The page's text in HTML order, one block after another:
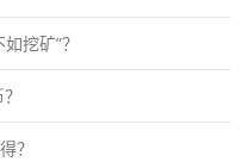
挖矿”？
？